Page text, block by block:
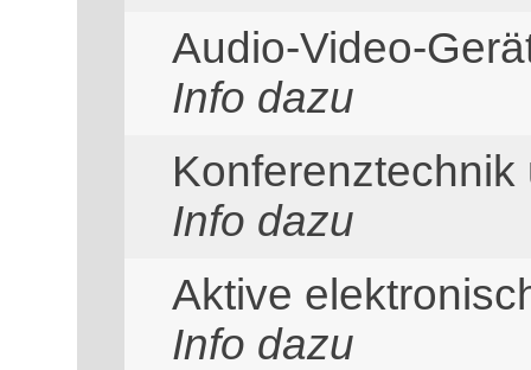
Audio-Video-
Info dazu
Info dazu
Aktive
Info dazu